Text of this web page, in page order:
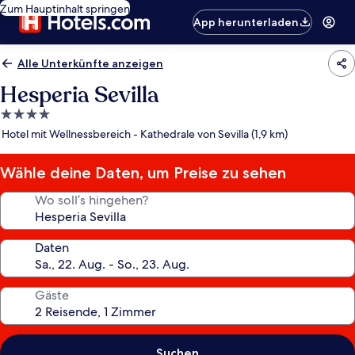
Zum Hauptinhalt springen
App herunterladen
Alle Unterkünfte anzeigen
Hesperia Sevilla
4.0-
Sterne-
Hotel mit Wellnessbereich - Kathedrale von Sevilla (1,9 km)
Wähle deine Daten, um Preise zu sehen
Wo soll’s hingehen?
Daten
Gäste